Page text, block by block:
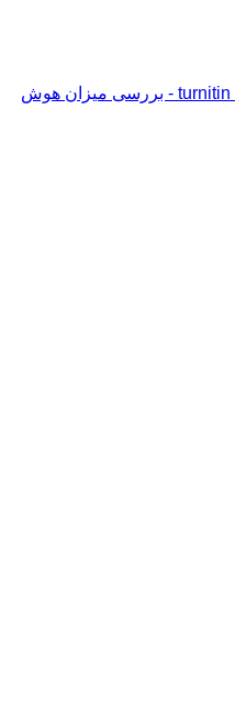
بررسی مقالات شما به وسیله قوی ترین Ai Detector توسط turnitin - بررسی میزان هوش